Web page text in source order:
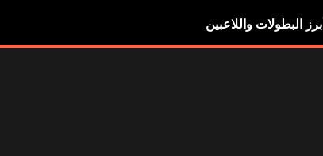
أبرز البطولات واللاعبين